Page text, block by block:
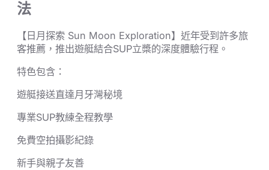
法
【日月探索 Sun Moon Exploration】近年受到許多旅
客推薦，推出遊艇結合SUP立槳的深度體驗行程。
特色包含：
遊艇接送直達月牙灣秘境
專業SUP教練全程教學
免費空拍攝影紀錄
新手與親子友善